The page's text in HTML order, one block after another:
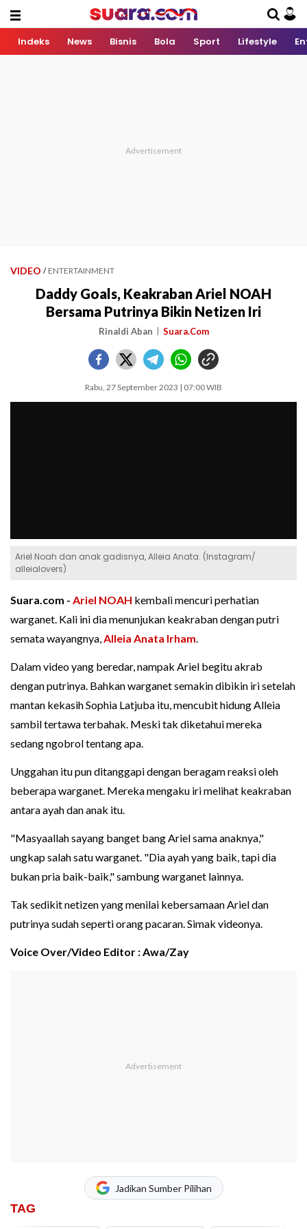
Indeks News Bisnis Bola Sport Lifestyle
VIDEO / ENTERTAINMENT
Daddy Goals, Keakraban Ariel NOAH
Bersama Putrinya Bikin Netizen Iri
Rinaldi Aban Suara.Com
Rabu, 27 September 2023 | 07:00 WIB
Ariel Noah dan anak gadisnya, Alleia Anata. (Instagram/
alleialovers)
Suara.com - Ariel NOAH kembali mencuri perhatian
warganet. Kali ini dia menunjukan keakraban dengan putri
semata wayangnya,Alleia Anata Irham.
Dalam video yang beredar, nampak Ariel begitu akrab
dengan putrinya. Bahkan warganet semakin dibikin iri setelah
mantan kekasih Sophia Latjuba itu, mencubit hidung Alleia
sambil tertawa terbahak. Meski tak diketahui mereka
sedang ngobrol tentang apa.
Unggahan itu pun ditanggapi dengan beragam reaksi oleh
beberapa warganet. Mereka mengaku iri melihat keakraban
antara ayah dan anak itu.
"Masyaallah sayang banget bang Ariel sama anaknya,"
ungkap salah satu warganet. "Dia ayah yang baik, tapi dia
bukan pria baik-baik," sambung warganet lainnya.
Tak sedikit netizen yang menilai kebersamaan Ariel dan
putrinya sudah seperti orang pacaran. Simak videonya.
Voice Over/Video Editor : Awa/Zay
Jadikan Sumber Pilihan
TAG